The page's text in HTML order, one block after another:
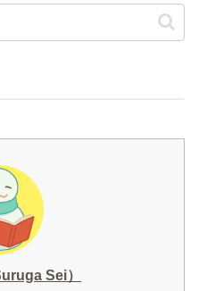
Sei）